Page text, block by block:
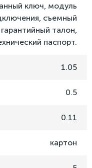
ключ, модуль
съемный
талон,
паспорт.
1.05
0.5
0.11
картон